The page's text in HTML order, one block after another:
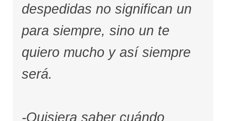
despedidas no significan un
para siempre, sino un te
quiero mucho y así siempre
será.
-Quisiera saber cuándo